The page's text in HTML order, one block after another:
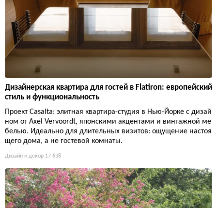
Дизайнерская квартира для гостей в Flatiron: европейский
стиль и функциональность
Проект Casalta: элитная квартира-студия в Нью-Йорке с дизай
ном от Axel Vervoordt, японскими акцентами и винтажной ме
белью. Идеально для длительных визитов: ощущение настоя
щего дома, а не гостевой комнаты.
Дизайн и декор 17 638